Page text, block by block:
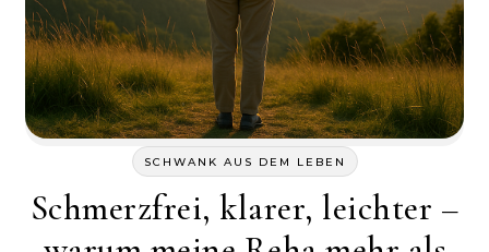
SCHWANK AUS DEM LEBEN
Schmerzfrei, klarer, leichter –